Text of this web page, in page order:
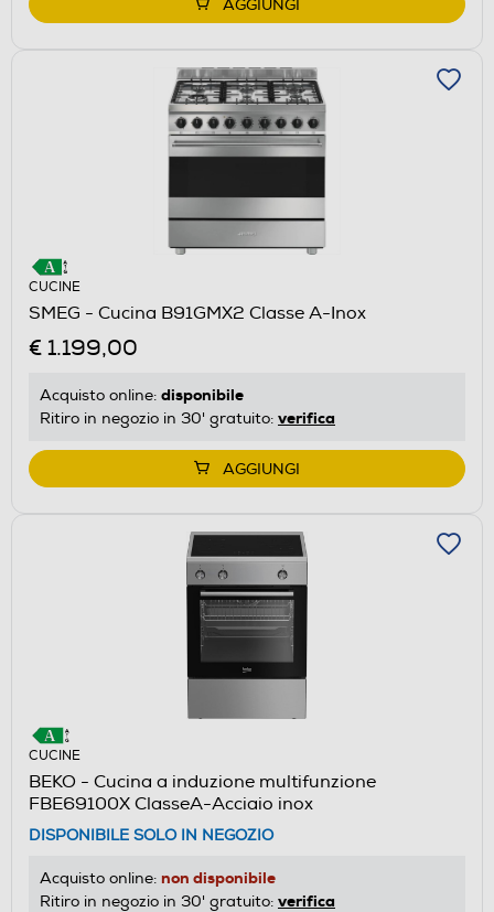
AGGIUNGI
CUCINE
SMEG - Cucina B91GMX2 Classe A-Inox
€ 1.199,00
Acquisto online: disponibile
Ritiro in negozio in 30' gratuito: verifica
AGGIUNGI
CUCINE
BEKO - Cucina a induzione multifunzione
FBE69100X ClasseA-Acciaio inox
DISPONIBILE SOLO IN NEGOZIO
Acquisto online: non disponibile
Ritiro in negozio in 30' gratuito: verifica